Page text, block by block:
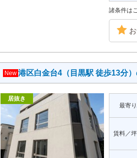
諸条件は
New 港区白金台4（目黒駅 徒歩13分
居抜き
最寄
賃料／